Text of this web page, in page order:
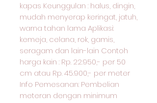
kapas Keunggulan : halus, dingin,
mudah menyerap keringat, jatuh,
warna tahan lama Aplikasi:
kemeja, celana, rok, gamis,
seragam dan lain-lain Contoh
harga kain : Rp. 22.950,- per 50
cm atau Rp. 45.900,- per meter
Info Pemesanan: Pembelian
meteran dengan minimum